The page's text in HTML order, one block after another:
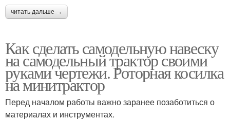
читать дальше →
Как сделать самодельную навеску
на самодельный трактор своими
руками чертежи. Роторная косилка
на минитрактор
Перед началом работы важно заранее позаботиться о
материалах и инструментах.